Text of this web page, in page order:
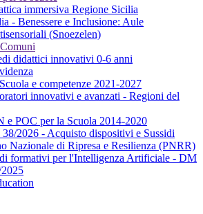
immersiva Regione Sicilia
- Benessere e Inclusione: Aule
(Snoezelen)
didattici innovativi 0-6 anni
e competenze 2021-2027
innovativi e avanzati - Regioni del
e POC per la Scuola 2014-2020
2026 - Acquisto dispositivi e Sussidi
Nazionale di Ripresa e Resilienza (PNRR)
formativi per l'Intelligenza Artificiale - DM